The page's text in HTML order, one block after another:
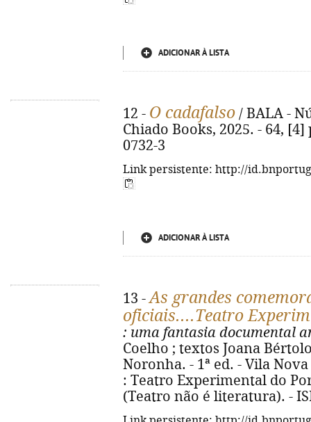
ADICIONAR À LISTA
12 - O cadafalso / BALA -
Chiado Books, 2025. - 64, [4]
0732-3
Link persistente: http://
ADICIONAR À LISTA
13 -As grandes
oficiais....Teatro
: uma fantasia documental
Coelho ; textos Joana
Noronha. - 1ª ed. - Vila
: Teatro Experimental do
(Teatro não é literatura). -